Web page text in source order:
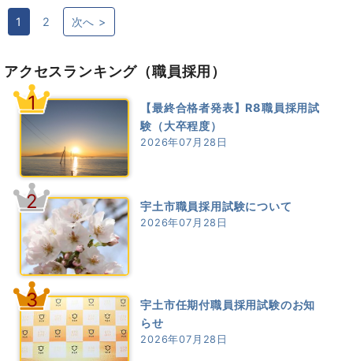
1 2 次へ >
アクセスランキング （職員採用）
1
【最終合格者発表】R8職員採用試
験（大卒程度）
2026年07月28日
2 宇土市職員採用試験について
2026年07月28日
3
宇土市任期付職員採用試験のお知
らせ
2026年07月28日